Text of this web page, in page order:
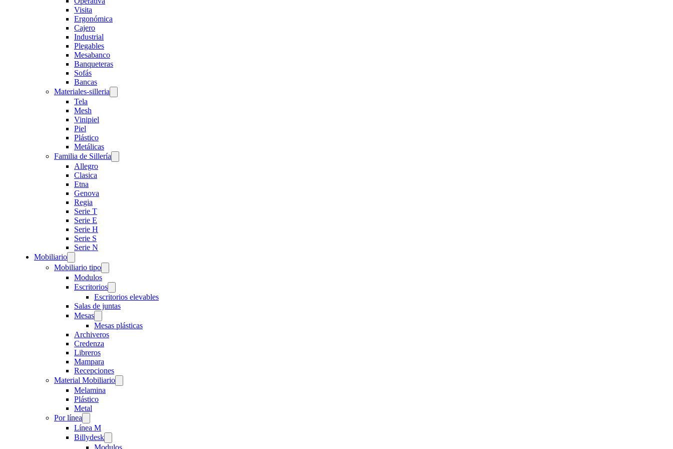
Visita
Ergonómica
Cajero
Industrial
Plegables
Mesabanco
Banqueteras
Sofás
Bancas
Materiales-silleria
Tela
Mesh
Vinipiel
Piel
Plástico
Metálicas
Familia de Sillería
Allegro
Clasica
Etna
Genova
Regia
Serie T
Serie E
Serie H
Serie S
Serie N
Mobiliario
Mobiliario tipo
Modulos
Escritorios
Escritorios elevables
Salas de juntas
Mesas
Mesas plásticas
Archiveros
Credenza
Libreros
Mampara
Recepciones
Material Mobiliario
Melamina
Plástico
Metal
Por línea
Línea M
Billydesk
Modulos